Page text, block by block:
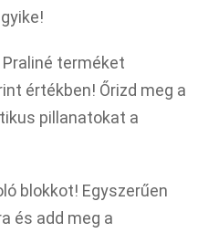
terméket
értékben! Őrizd meg a
pillanatokat a
blokkot! Egyszerűen
és add meg a